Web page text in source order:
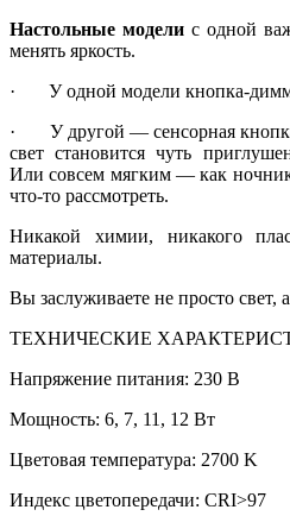
Настольные модели с одной
менять яркость.
· У одной модели кнопка-
· У другой — сенсорная
свет становится чуть
Или совсем мягким — как
что-то рассмотреть.
Никакой химии, никакого
материалы.
Вы заслуживаете не просто свет,
ТЕХНИЧЕСКИЕ
Напряжение питания: 230 В
Мощность: 6, 7, 11, 12 Вт
Цветовая температура: 2700 K
Индекс цветопередачи: CRI>97